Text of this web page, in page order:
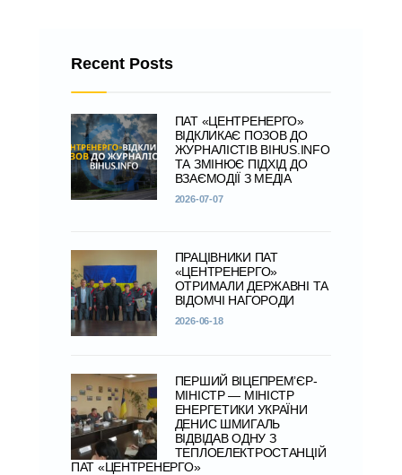
Recent Posts
ПАТ «ЦЕНТРЕНЕРГО»
ВІДКЛИКАЄ ПОЗОВ ДО
ЖУРНАЛІСТІВ BIHUS.INFO
ТА ЗМІНЮЄ ПІДХІД ДО
ВЗАЄМОДІЇ З МЕДІА
2026-07-07
ПРАЦІВНИКИ ПАТ
«ЦЕНТРЕНЕРГО»
ОТРИМАЛИ ДЕРЖАВНІ ТА
ВІДОМЧІ НАГОРОДИ
2026-06-18
ПЕРШИЙ ВІЦЕПРЕМ’ЄР-
МІНІСТР — МІНІСТР
ЕНЕРГЕТИКИ УКРАЇНИ
ДЕНИС ШМИГАЛЬ
ВІДВІДАВ ОДНУ З
ТЕПЛОЕЛЕКТРОСТАНЦІЙ
ПАТ «ЦЕНТРЕНЕРГО»